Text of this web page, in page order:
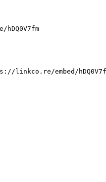
linkco.re/embed/